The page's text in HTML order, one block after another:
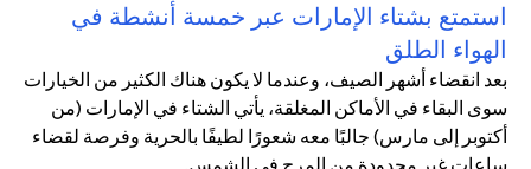
استمتع بشتاء الإمارات عبر خمسة أنشطة في
الهواء الطلق
بعد انقضاء أشهر الصيف، وعندما لا يكون هناك الكثير من الخيارات
سوى البقاء في الأماكن المغلقة، يأتي الشتاء في الإمارات (من
أكتوبر إلى مارس) جالبًا معه شعورًا لطيفًا بالحرية وفرصة لقضاء